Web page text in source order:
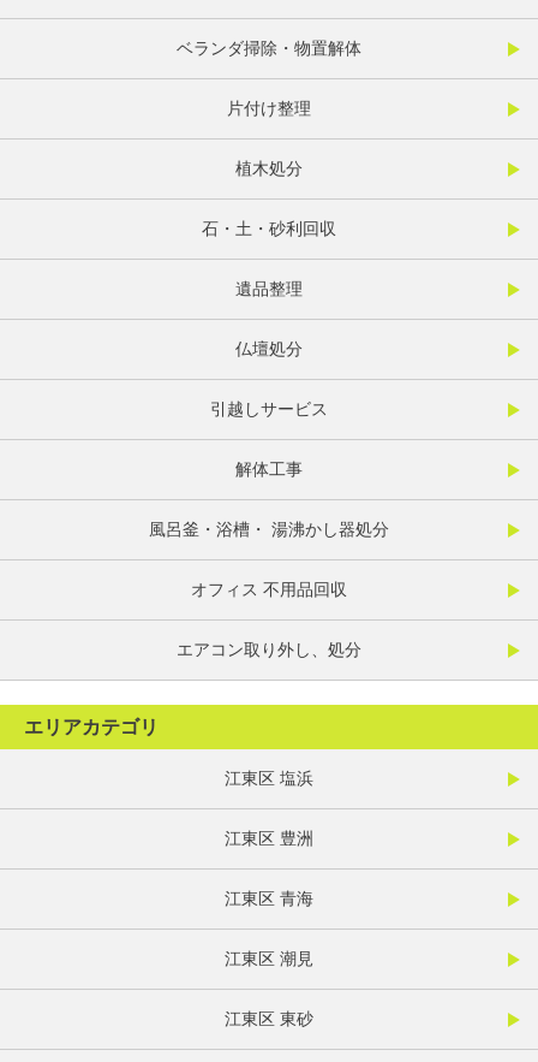
ベランダ掃除・物置解体
片付け整理
植木処分
石・土・砂利回収
遺品整理
仏壇処分
引越しサービス
解体工事
風呂釜・浴槽・ 湯沸かし器処分
オフィス 不用品回収
エアコン取り外し、処分
エリアカテゴリ
江東区 塩浜
江東区 豊洲
江東区 青海
江東区 潮見
江東区 東砂